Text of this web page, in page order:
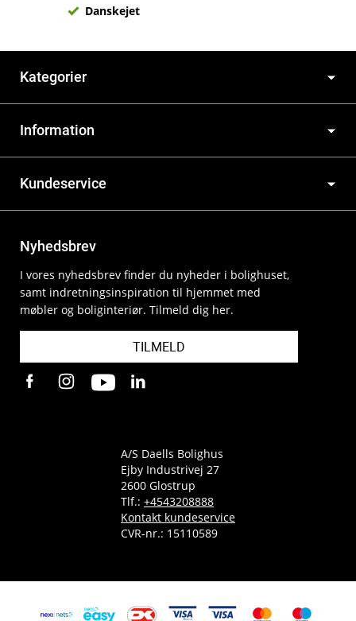
Danskejet
Kategorier
Information
Kundeservice
Nyhedsbrev
I vores nyhedsbrev finder du nyheder i bolighuset,
samt indretningsinspiration til hjemmet med
møbler og boliginteriør. Tilmeld dig her.
TILMELD
A/S Daells Bolighus
Ejby Industrivej 27
2600 Glostrup
Tlf.: +4543208888
Kontakt kundeservice
CVR-nr.: 15110589